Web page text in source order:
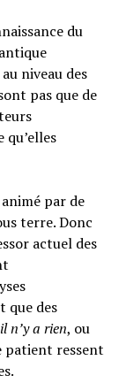
du
niveau des
pas que de
par de
terre. Donc
actuel des
que des
il n’y a rien, ou
patient ressent